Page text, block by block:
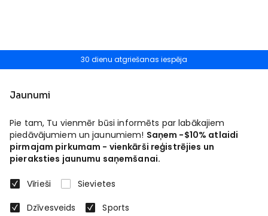
30 dienu atgriešanas iespēja
Jaunumi
Pie tam, Tu vienmēr būsi informēts par labākajiem
piedāvājumiem un jaunumiem! Saņem -$10% atlaidi
pirmajam pirkumam - vienkārši reģistrējies un
pieraksties jaunumu saņemšanai.
Vīrieši
Sievietes
Dzīvesveids
Sports